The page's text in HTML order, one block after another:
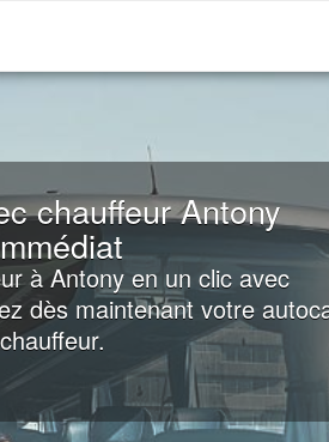
chauffeur Antony
à Antony en un clic avec
dès maintenant votre